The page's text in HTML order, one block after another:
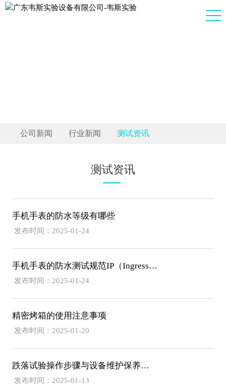
公司新闻 行业新闻 测试资讯
测试资讯
手机手表的防水等级有哪些
发布时间：2025-01-24
手机手表的防水测试规范IP（Ingress Protection）等级标准
发布时间：2025-01-24
精密烤箱的使用注意事项
发布时间：2025-01-20
跌落试验操作步骤与设备维护保养指南
发布时间：2025-01-13